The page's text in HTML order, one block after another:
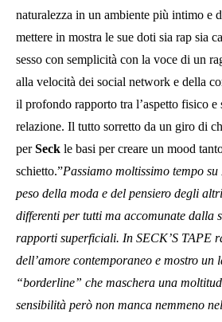
naturalezza in un ambiente più intimo e
mettere in mostra le sue doti sia rap sia
sesso con semplicità con la voce di un
alla velocità dei social network e della
il profondo rapporto tra l’aspetto fisico e
relazione. Il tutto sorretto da un giro di
perSeck le basi per creare un mood
schietto.”Passiamo moltissimo tempo
peso della moda e del pensiero degli
differenti per tutti ma accomunate dalla
rapporti superficiali. In SECK’S TAPE
dell’amore contemporaneo e mostro un
“borderline” che maschera una
sensibilità però non manca nemmeno